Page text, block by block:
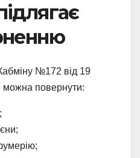
№172 від 19
можна повернути: